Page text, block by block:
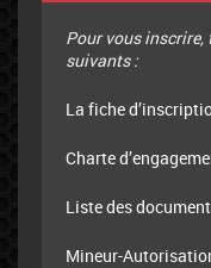
Pour vous
suivants :
La fiche
Charte
Liste des
Mineur-